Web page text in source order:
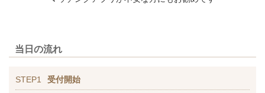
当日の流れ
STEP1 受付開始